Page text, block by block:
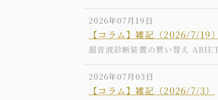
2026年07月19日
【コラム】雑記（2026/7/19
超音波診断装置の買い替え
2026年07月03日
【コラム】雑記（2026/7/3）